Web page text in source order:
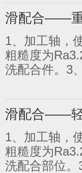
滑配合——
1、加工轴，
粗糙度为
洗配合件。3
滑配合——
1、加工轴，
粗糙度为
洗配合部位。